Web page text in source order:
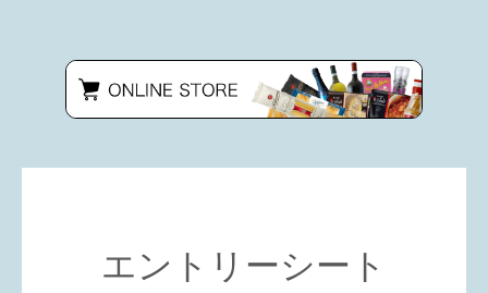
エントリーシート